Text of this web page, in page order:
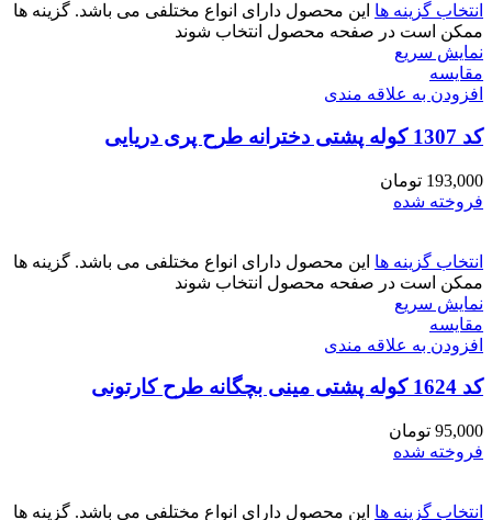
انتخاب گزینه ها این محصول دارای انواع مختلفی می باشد. گزینه ها
ممکن است در صفحه محصول انتخاب شوند
نمایش سریع
مقايسه
افزودن به علاقه مندی
کد 1307 کوله پشتی دخترانه طرح پری دریایی
193,000 تومان
فروخته شده
انتخاب گزینه ها این محصول دارای انواع مختلفی می باشد. گزینه ها
ممکن است در صفحه محصول انتخاب شوند
نمایش سریع
مقايسه
افزودن به علاقه مندی
کد 1624 کوله پشتی مینی بچگانه طرح کارتونی
95,000 تومان
فروخته شده
انتخاب گزینه ها این محصول دارای انواع مختلفی می باشد. گزینه ها